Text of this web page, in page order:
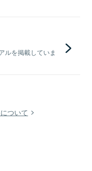
ルを掲載していま
ついて